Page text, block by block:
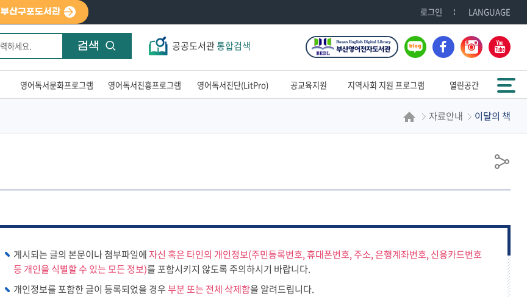
부산구포도서관 로그인 LANGUAGE
공공도서관통합검색
검색
블
로
그
페
이
스
인
스
타
그
램
유
튜
브
영어독서문화프로그램 영어독서진흥프로그램 영어독서진단(LitPro) 공교육지원 지역사회 지원 프로그램 열린공간
전체메뉴
자료안내 이달의 책
공
게시되는 글의 본문이나 첨부파일에자신 혹은 타인의 개인정보(주민등록번호, 휴대폰번호, 주소, 은행계좌번호, 신용카드번호
등 개인을 식별할 수 있는 모든 정보)를 포함시키지 않도록 주의하시기 바랍니다.
개인정보를 포함한 글이 등록되었을 경우부분 또는 전체 삭제함을 알려드립니다.